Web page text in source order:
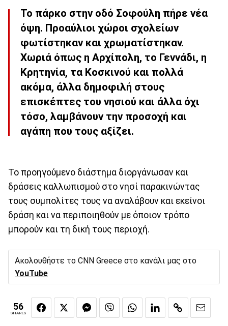
Το πάρκο στην οδό Σοφούλη πήρε νέα
όψη. Προαύλιοι χώροι σχολείων
φωτίστηκαν και χρωματίστηκαν.
Χωριά όπως η Αρχίπολη, το Γεννάδι, η
Κρητηνία, τα Κοσκινού και πολλά
ακόμα, άλλα δημοφιλή στους
επισκέπτες του νησιού και άλλα όχι
τόσο, λαμβάνουν την προσοχή και
αγάπη που τους αξίζει.
Το προηγούμενο διάστημα διοργάνωσαν και
δράσεις καλλωπισμού στο νησί παρακινώντας
τους συμπολίτες τους να αναλάβουν και εκείνοι
δράση και να περιποιηθούν με όποιον τρόπο
μπορούν και τη δική τους περιοχή.
Ακολουθήστε το CNN Greece στο κανάλι μας στο
YouTube
56
SHARES